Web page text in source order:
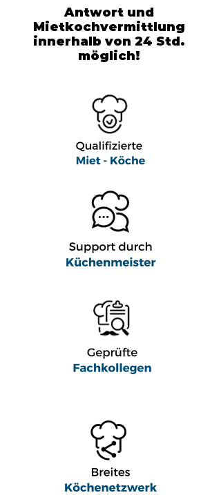
Antwort und
Mietkochvermittlung
innerhalb von 24 Std.
möglich!